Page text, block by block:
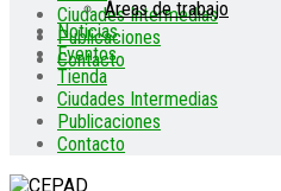
Ciudades Intermedias
Publicaciones
Contacto
Áreas de trabajo
Noticias
Eventos
Tienda
Ciudades Intermedias
Publicaciones
Contacto